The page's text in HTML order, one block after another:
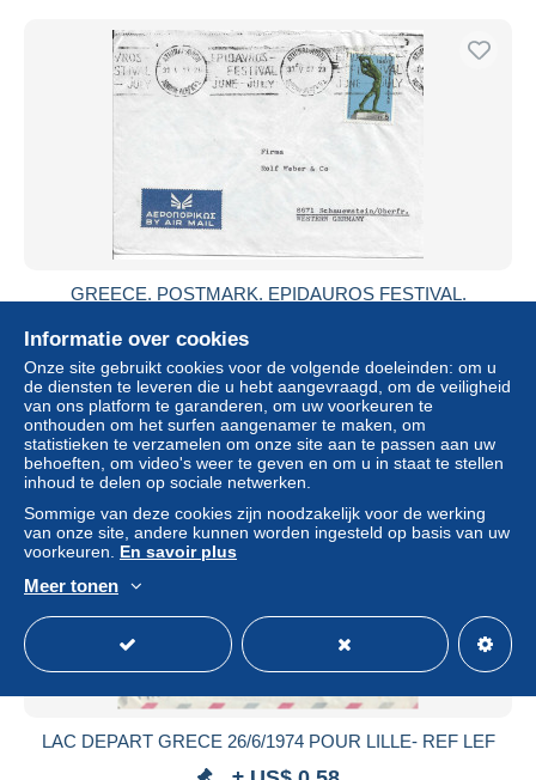
GREECE. POSTMARK. EPIDAUROS FESTIVAL.
± US$ 1,16
Statuut Particulier
LAC DEPART GRECE 26/6/1974 POUR LILLE- REF LEF
Informatie over cookies
Onze site gebruikt cookies voor de volgende doeleinden: om u
de diensten te leveren die u hebt aangevraagd, om de veiligheid
van ons platform te garanderen, om uw voorkeuren te
onthouden om het surfen aangenamer te maken, om
statistieken te verzamelen om onze site aan te passen aan uw
behoeften, om video's weer te geven en om u in staat te stellen
inhoud te delen op sociale netwerken.
Sommige van deze cookies zijn noodzakelijk voor de werking
van onze site, andere kunnen worden ingesteld op basis van uw
voorkeuren. En savoir plus
Meer tonen